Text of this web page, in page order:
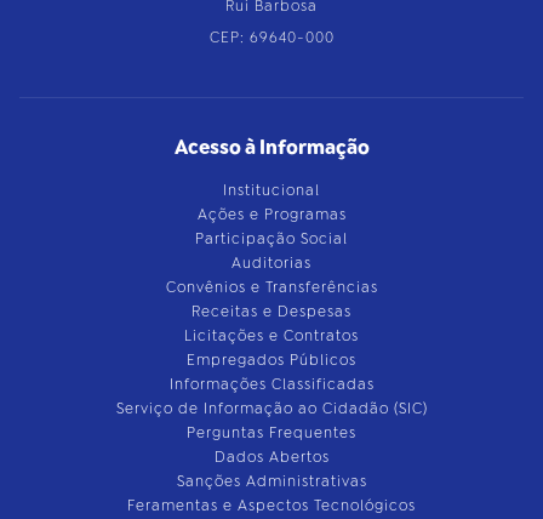
Rui Barbosa
CEP: 69640-000
Acesso à Informação
Institucional
Ações e Programas
Participação Social
Auditorias
Convênios e Transferências
Receitas e Despesas
Licitações e Contratos
Empregados Públicos
Informações Classificadas
Serviço de Informação ao Cidadão (SIC)
Perguntas Frequentes
Dados Abertos
Sanções Administrativas
Feramentas e Aspectos Tecnológicos